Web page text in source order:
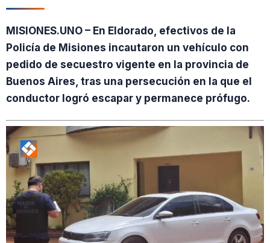
MISIONES.UNO – En Eldorado, efectivos de la
Policía de Misiones incautaron un vehículo con
pedido de secuestro vigente en la provincia de
Buenos Aires, tras una persecución en la que el
conductor logró escapar y permanece prófugo.